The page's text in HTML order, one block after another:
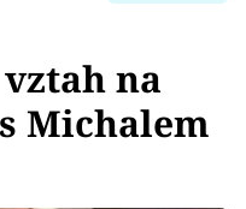
na
Michalem